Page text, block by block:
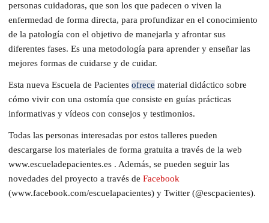
personas cuidadoras, que son los que padecen o viven la
enfermedad de forma directa, para profundizar en el conocimiento
de la patología con el objetivo de manejarla y afrontar sus
diferentes fases. Es una metodología para aprender y enseñar las
mejores formas de cuidarse y de cuidar.
Esta nueva Escuela de Pacientes ofrece material didáctico sobre
cómo vivir con una ostomía que consiste en guías prácticas
informativas y vídeos con consejos y testimonios.
Todas las personas interesadas por estos talleres pueden
descargarse los materiales de forma gratuita a través de la web
www.escueladepacientes.es . Además, se pueden seguir las
novedades del proyecto a través de Facebook
(www.facebook.com/escuelapacientes) y Twitter (@escpacientes).